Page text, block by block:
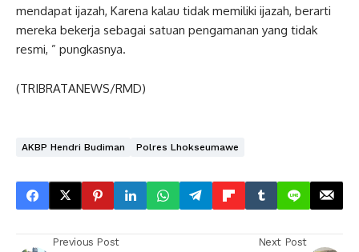
mendapat ijazah, Karena kalau tidak memiliki ijazah, berarti
mereka bekerja sebagai satuan pengamanan yang tidak
resmi, ” pungkasnya.
(TRIBRATANEWS/RMD)
AKBP Hendri Budiman Polres Lhokseumawe
Previous Post Next Post